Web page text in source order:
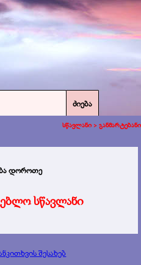
ძიება
სწავლანი > განმარტებანი
დოროთე
სწავლანი